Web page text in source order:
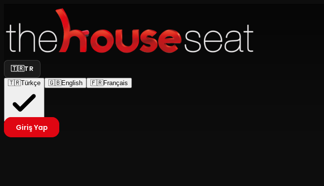
🇹🇷TR
🇹🇷Türkçe 🇬🇧English 🇫🇷Français
Giriş Yap